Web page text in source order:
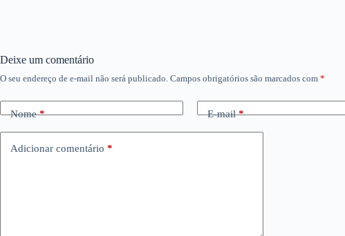
Deixe um comentário
O seu endereço de e-mail não será publicado. Campos obrigatórios são marcados com *
Nome* E-mail*
Adicionar comentário *